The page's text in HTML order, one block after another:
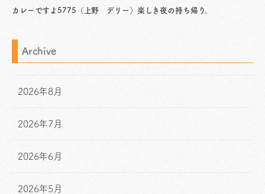
カレーですよ5775（上野 デリー）楽しき夜の持ち帰り。
Archive
2026年8月
2026年7月
2026年6月
2026年5月